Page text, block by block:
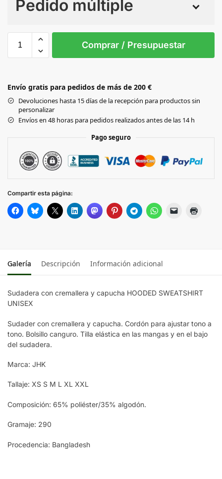
Pedido múltiple
M
NAVY
RED
MELANGE
KHAKI
ROYAL
BLUE
Comprar / Presupuestar
Envío gratis para pedidos de más de 200 €
Devoluciones hasta 15 días de la recepción para productos sin
personalizar
Envíos en 48 horas para pedidos realizados antes de las 14 h
Pago seguro
Compartir esta página:
Galería Descripción Información adicional
Sudadera con cremallera y capucha HOODED SWEATSHIRT
UNISEX
Sudader con cremallera y capucha. Cordón para ajustar tono a
tono. Bolsillo canguro. Tilla elástica en las mangas y en el bajo
del sudadera.
Marca: JHK
Tallaje: XS S M L XL XXL
Composición: 65% poliéster/35% algodón.
Gramaje: 290
Procedencia: Bangladesh